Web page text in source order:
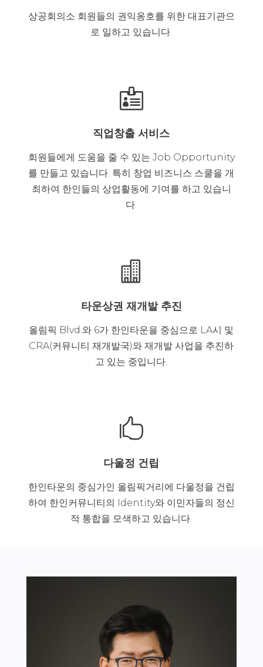
상공회의소 회원들의 권익옹호를 위한 대표기관으
로 일하고 있습니다.

직업창출 서비스
회원들에게 도움을 줄 수 있는 Job Opportunity
를 만들고 있습니다. 특히 창업 비즈니스 스쿨을 개
최하여 한인들의 상업활동에 기여를 하고 있습니
다.

타운상권 재개발 추진
올림픽 Blvd.와 6가 한인타운을 중심으로 LA시 및
CRA(커뮤니티 재개발국)와 재개발 사업을 추진하
고 있는 중입니다.

다울정 건립
한인타운의 중심가인 올림픽거리에 다울정을 건립
하여 한인커뮤니티의 Identity와 이민자들의 정신
적 통합을 모색하고 있습니다.